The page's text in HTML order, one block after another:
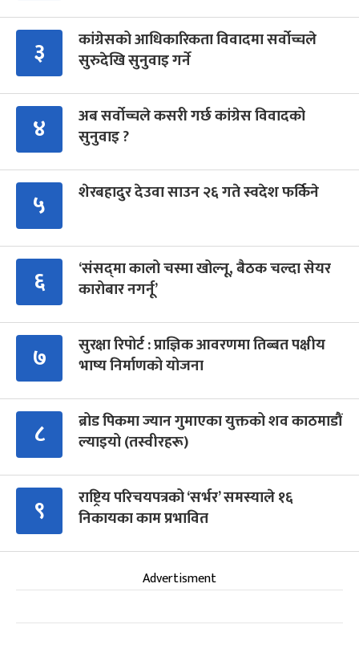
३
कांग्रेसको आधिकारिकता विवादमा सर्वोच्चले
सुरुदेखि सुनुवाइ गर्ने
४
अब सर्वोच्चले कसरी गर्छ कांग्रेस विवादको
सुनुवाइ ?
५ शेरबहादुर देउवा साउन २६ गते स्वदेश फर्किने
६
‘संसद्‍मा कालो चस्मा खोल्नू, बैठक चल्दा सेयर
कारोबार नगर्नू’
७
सुरक्षा रिपोर्ट : प्राज्ञिक आवरणमा तिब्बत पक्षीय
भाष्य निर्माणको योजना
८
ब्रोड पिकमा ज्यान गुमाएका युक्तको शव काठमाडौं
ल्याइयो (तस्वीरहरू)
९
राष्ट्रिय परिचयपत्रको ‘सर्भर’ समस्याले १६
निकायका काम प्रभावित
Advertisment